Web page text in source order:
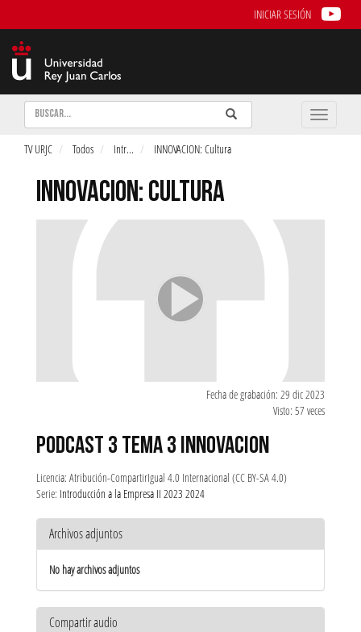
INICIAR SESIÓN
Buscar Enviar
Buscar
Toggle
TV URJC Todos Intr... INNOVACION: Cultura
INNOVACION: CULTURA
Fecha de grabación: 29 dic 2023
Visto: 57 veces
PODCAST 3 TEMA 3 INNOVACION
Licencia: Atribución-CompartirIgual 4.0 Internacional (CC BY-SA 4.0)
Serie: Introducción a la Empresa II 2023 2024
Archivos adjuntos
No hay archivos adjuntos
Compartir audio